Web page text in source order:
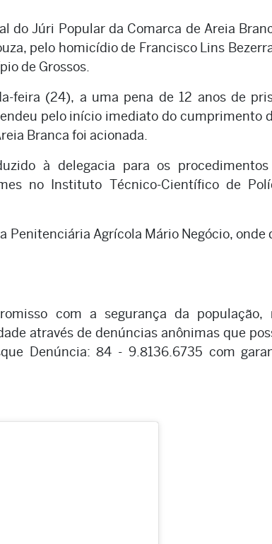
do Júri Popular da Comarca de Areia
pelo homicídio de Francisco Lins
de Grossos.
feira (24), a uma pena de 12 anos de
pelo início imediato do cumprimento
Branca foi acionada.
à delegacia para os
no Instituto Técnico-Científico de
Penitenciária Agrícola Mário Negócio, onde
com a segurança da população,
através de denúncias anônimas que
Denúncia: 84 - 9.8136.6735 com